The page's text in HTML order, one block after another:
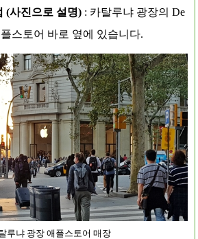
(사진으로 설명) : 카탈루냐 광장의 De
스토어 바로 옆에 있습니다.
루냐 광장 애플스토어 매장